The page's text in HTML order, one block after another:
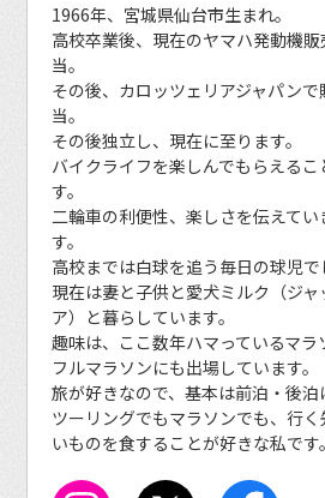
1966年、宮城県仙台市生まれ。
高校卒業後、現在のヤマハ発動機
当。
その後、カロッツェリアジャパン
当。
その後独立し、現在に至ります。
バイクライフを楽しんでもらえる
す。
二輪車の利便性、楽しさを伝えてい
す。
高校までは白球を追う毎日の球児で
現在は妻と子供と愛犬ミルク（ジャ
ア）と暮らしています。
趣味は、ここ数年ハマっているマラ
フルマラソンにも出場しています。
旅が好きなので、基本は前泊・後泊
ツーリングでもマラソンでも、行
いものを食することが好きな私です。